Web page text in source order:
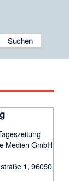
Medien GmbH
1, 96050